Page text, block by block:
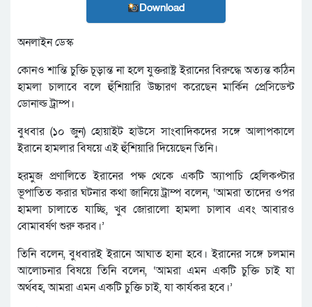
Download
অনলাইন ডেস্ক
কোনও শান্তি চুক্তি চূড়ান্ত না হলে যুক্তরাষ্ট্র ইরানের বিরুদ্ধে অত্যন্ত কঠিন
হামলা চালাবে বলে হুঁশিয়ারি উচ্চারণ করেছেন মার্কিন প্রেসিডেন্ট
ডোনাল্ড ট্রাম্প।
বুধবার (১০ জুন) হোয়াইট হাউসে সাংবাদিকদের সঙ্গে আলাপকালে
ইরানে হামলার বিষয়ে এই হুঁশিয়ারি দিয়েছেন তিনি।
হরমুজ প্রণালিতে ইরানের পক্ষ থেকে একটি অ্যাপাচি হেলিকপ্টার
ভূপাতিত করার ঘটনার কথা জানিয়ে ট্রাম্প বলেন, ‌‌‘আমরা তাদের ওপর
হামলা চালাতে যাচ্ছি, খুব জোরালো হামলা চালাব এবং আবারও
বোমাবর্ষণ শুরু করব।’
তিনি বলেন, বুধবারই ইরানে আঘাত হানা হবে। ইরানের সঙ্গে চলমান
আলোচনার বিষয়ে তিনি বলেন, ‘আমরা এমন একটি চুক্তি চাই যা
অর্থবহ, আমরা এমন একটি চুক্তি চাই, যা কার্যকর হবে।’